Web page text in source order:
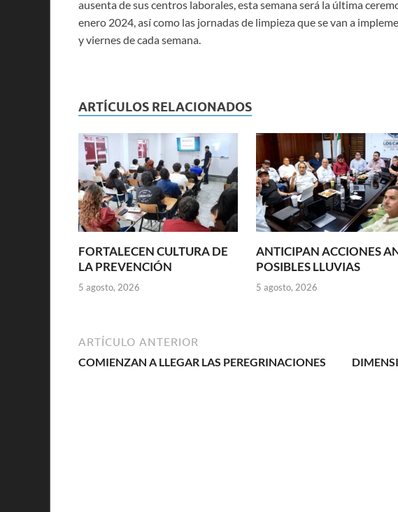
ausenta de sus centros laborales, esta semana será la última
enero 2024, así como las jornadas de limpieza que se van a
y viernes de cada semana.
ARTÍCULOS RELACIONADOS
FORTALECEN CULTURA DE
LA PREVENCIÓN
5 agosto, 2026
ANTICIPAN ACCIONES
POSIBLES LLUVIAS
5 agosto, 2026
ARTÍCULO ANTERIOR
COMIENZAN A LLEGAR LAS PEREGRINACIONES